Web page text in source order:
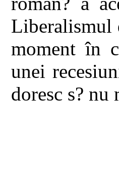
Liberalismul
moment în
unei
doresc s?